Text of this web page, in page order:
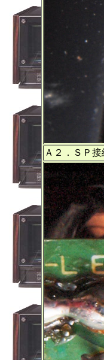
Ａ２．ＳＰ